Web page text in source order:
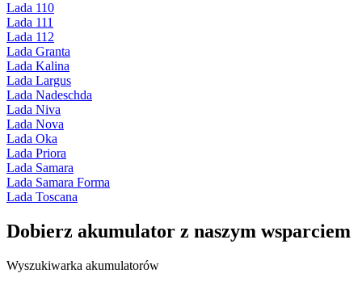
Lada 110
Lada 111
Lada 112
Lada Granta
Lada Kalina
Lada Largus
Lada Nadeschda
Lada Niva
Lada Nova
Lada Oka
Lada Priora
Lada Samara
Lada Samara Forma
Lada Toscana
Dobierz akumulator z naszym wsparciem
Wyszukiwarka akumulatorów